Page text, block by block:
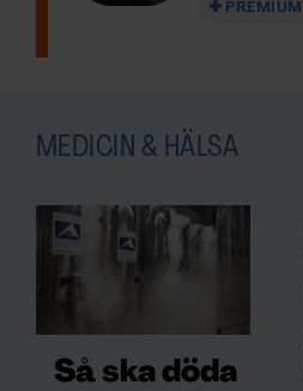
PREMIUM
MEDICIN & HÄLSA
Så ska döda